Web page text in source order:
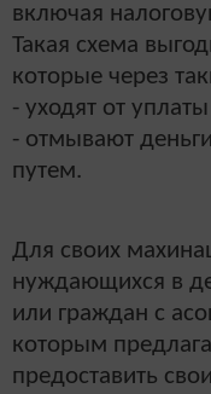
включая
Такая схема
которые через
- уходят от
- отмывают
путем.
Для своих
нуждающихся в
или граждан с
которым
предоставить